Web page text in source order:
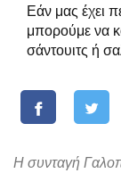
Εάν μας έχει
μπορούμε να
σάντουιτς ή
Η συνταγή